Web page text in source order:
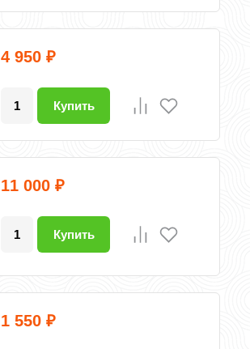
4 950₽
Купить
11 000₽
Купить
1 550₽